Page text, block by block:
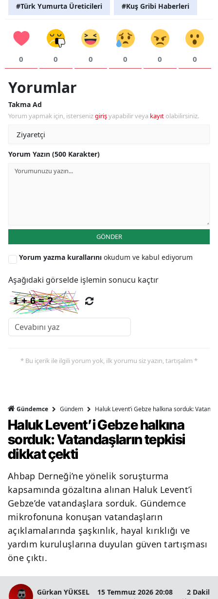
#Türk Yumurta Üreticileri #Kuş Gribi Haberleri
0 0 0 0 0 0
Yorumlar
Takma Ad
Yorum yapmak için, istersenizgirişyapabilir veya kayıt olabilirsiniz.
Yorum Yazın (500 Karakter)
GÖNDER
Yorum yazma kurallarını okudum ve kabul ediyorum
Aşağıdaki görselde işlemin sonucu kaçtır
* Bu içerik ile ilgili yorum yok, ilk yorumu siz yazın, tartışalım *
Gündemce Gündem Haluk Levent’i Gebze halkına sorduk:
Haluk Levent’i Gebze halkına
sorduk: Vatandaşların tepkisi
dikkat çekti
Ahbap Derneği’ne yönelik soruşturma
kapsamında gözaltına alınan Haluk Levent’i
Gebze’de vatandaşlara sorduk. Gündemce
mikrofonuna konuşan vatandaşların
açıklamalarında şaşkınlık, hayal kırıklığı ve
yardım kuruluşlarına duyulan güven tartışması
öne çıktı.
Gürkan YÜKSEL 15 Temmuz 2026 20:08 2 Dakika